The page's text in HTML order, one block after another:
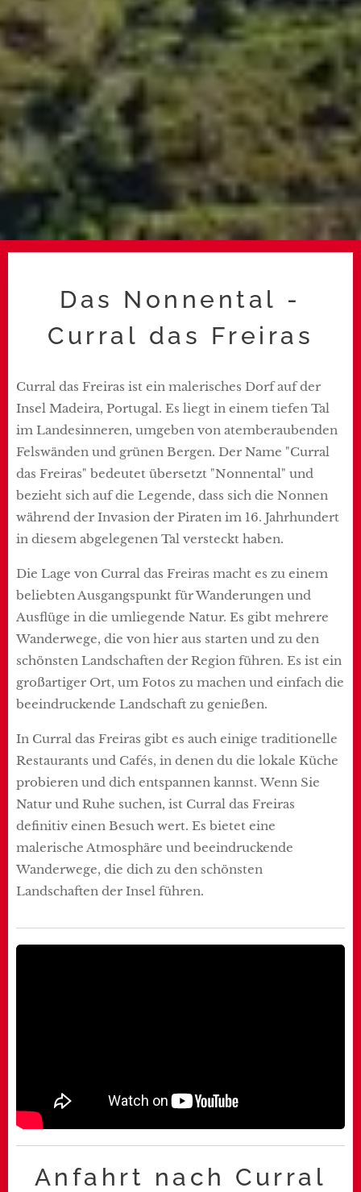
Das Nonnental -
Curral das Freiras
Curral das Freiras ist ein malerisches Dorf auf der
Insel Madeira, Portugal. Es liegt in einem tiefen Tal
im Landesinneren, umgeben von atemberaubenden
Felswänden und grünen Bergen. Der Name "Curral
das Freiras" bedeutet übersetzt "Nonnental" und
bezieht sich auf die Legende, dass sich die Nonnen
während der Invasion der Piraten im 16. Jahrhundert
in diesem abgelegenen Tal versteckt haben.
Die Lage von Curral das Freiras macht es zu einem
beliebten Ausgangspunkt für Wanderungen und
Ausflüge in die umliegende Natur. Es gibt mehrere
Wanderwege, die von hier aus starten und zu den
schönsten Landschaften der Region führen. Es ist ein
großartiger Ort, um Fotos zu machen und einfach die
beeindruckende Landschaft zu genießen.
In Curral das Freiras gibt es auch einige traditionelle
Restaurants und Cafés, in denen du die lokale Küche
probieren und dich entspannen kannst. Wenn Sie
Natur und Ruhe suchen, ist Curral das Freiras
definitiv einen Besuch wert. Es bietet eine
malerische Atmosphäre und beeindruckende
Wanderwege, die dich zu den schönsten
Landschaften der Insel führen.
Anfahrt nach Curral